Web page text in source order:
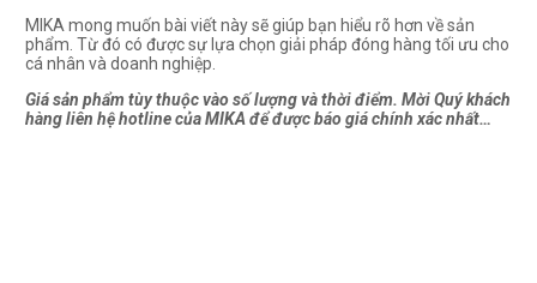
MIKA mong muốn bài viết này sẽ giúp bạn hiểu rõ hơn về sản
phẩm. Từ đó có được sự lựa chọn giải pháp đóng hàng tối ưu cho
cá nhân và doanh nghiệp.
Giá sản phẩm tùy thuộc vào số lượng và thời điểm. Mời Quý khách
hàng liên hệ hotline của MIKA để được báo giá chính xác nhất…